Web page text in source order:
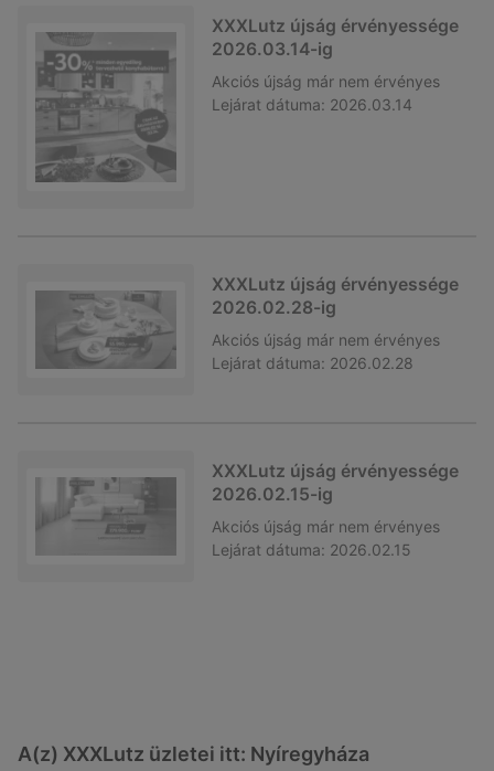
XXXLutz újság érvényessége
2026.03.14-ig
Akciós újság már nem érvényes
Lejárat dátuma: 2026.03.14
XXXLutz újság érvényessége
2026.02.28-ig
Akciós újság már nem érvényes
Lejárat dátuma: 2026.02.28
XXXLutz újság érvényessége
2026.02.15-ig
Akciós újság már nem érvényes
Lejárat dátuma: 2026.02.15
A(z) XXXLutz üzletei itt: Nyíregyháza